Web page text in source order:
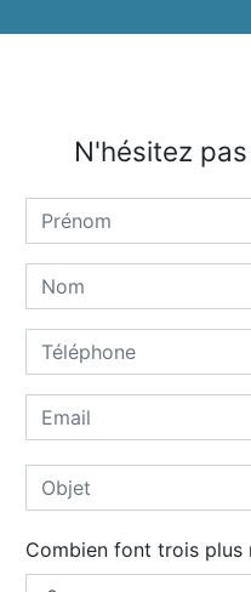
N'hésitez
Combien font trois plus